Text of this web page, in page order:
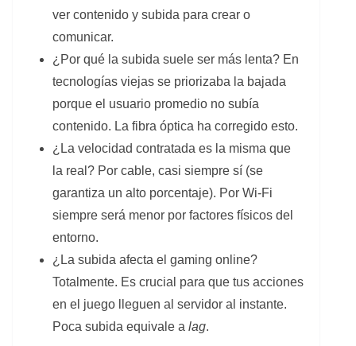
ver contenido y subida para crear o
comunicar.
¿Por qué la subida suele ser más lenta? En
tecnologías viejas se priorizaba la bajada
porque el usuario promedio no subía
contenido. La fibra óptica ha corregido esto.
¿La velocidad contratada es la misma que
la real? Por cable, casi siempre sí (se
garantiza un alto porcentaje). Por Wi-Fi
siempre será menor por factores físicos del
entorno.
¿La subida afecta el gaming online?
Totalmente. Es crucial para que tus acciones
en el juego lleguen al servidor al instante.
Poca subida equivale a lag.